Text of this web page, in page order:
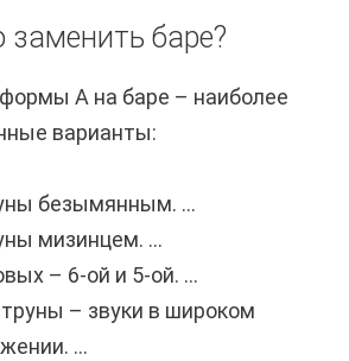
баре?
A на баре – наиболее
варианты:
безымянным. ...
мизинцем. ...
– 6-ой и 5-ой. ...
– звуки в широком
...